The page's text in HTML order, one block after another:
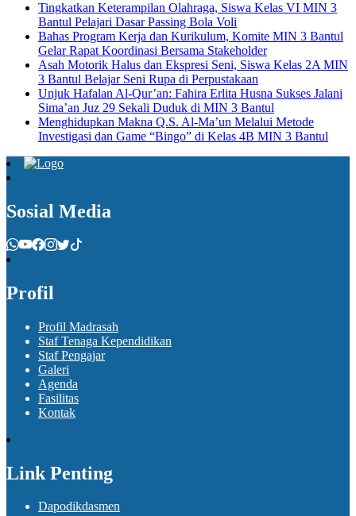
Tingkatkan Keterampilan Olahraga, Siswa Kelas VI MIN 3
Bantul Pelajari Dasar Passing Bola Voli
Bahas Program Kerja dan Kurikulum, Komite MIN 3 Bantul
Gelar Rapat Koordinasi Bersama Stakeholder
Asah Motorik Halus dan Ekspresi Seni, Siswa Kelas 2A MIN
3 Bantul Belajar Seni Rupa di Perpustakaan
Unjuk Hafalan Al-Qur’an: Fahira Erlita Husna Sukses Jalani
Sima’an Juz 29 Sekali Duduk di MIN 3 Bantul
Menghidupkan Makna Q.S. Al-Ma’un Melalui Metode
Investigasi dan Game “Bingo” di Kelas 4B MIN 3 Bantul
Sosial Media
Profil
Profil Madrasah
Staf Tenaga Kependidikan
Staf Pengajar
Galeri
Agenda
Fasilitas
Kontak
Link Penting
Dapodikdasmen